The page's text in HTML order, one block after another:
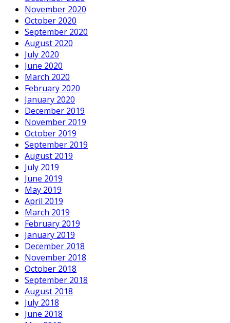
November 2020
October 2020
September 2020
August 2020
July 2020
June 2020
March 2020
February 2020
January 2020
December 2019
November 2019
October 2019
September 2019
August 2019
July 2019
June 2019
May 2019
April 2019
March 2019
February 2019
January 2019
December 2018
November 2018
October 2018
September 2018
August 2018
July 2018
June 2018